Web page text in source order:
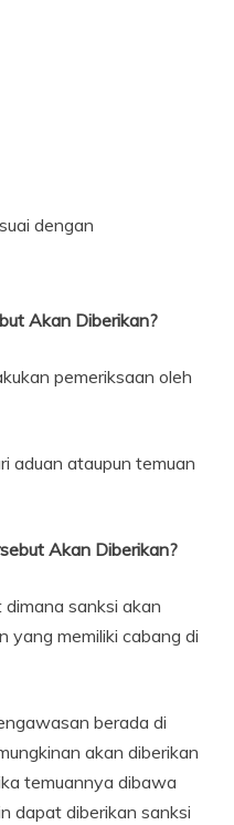
dengan
Akan Diberikan?
pemeriksaan oleh
aduan ataupun temuan
Akan Diberikan?
sanksi akan
yang memiliki cabang di
berada di
akan diberikan
temuannya dibawa
dapat diberikan sanksi